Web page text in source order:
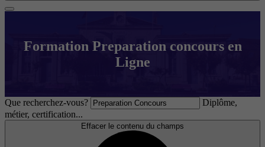
Formation Preparation concours en
Ligne
Que recherchez-vous?
Diplôme,
métier, certification...
Effacer le contenu du champs